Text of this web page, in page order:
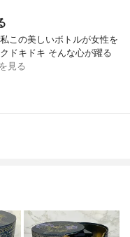
この美しいボトルが女性を
ドキドキ そんな心が躍る
見る